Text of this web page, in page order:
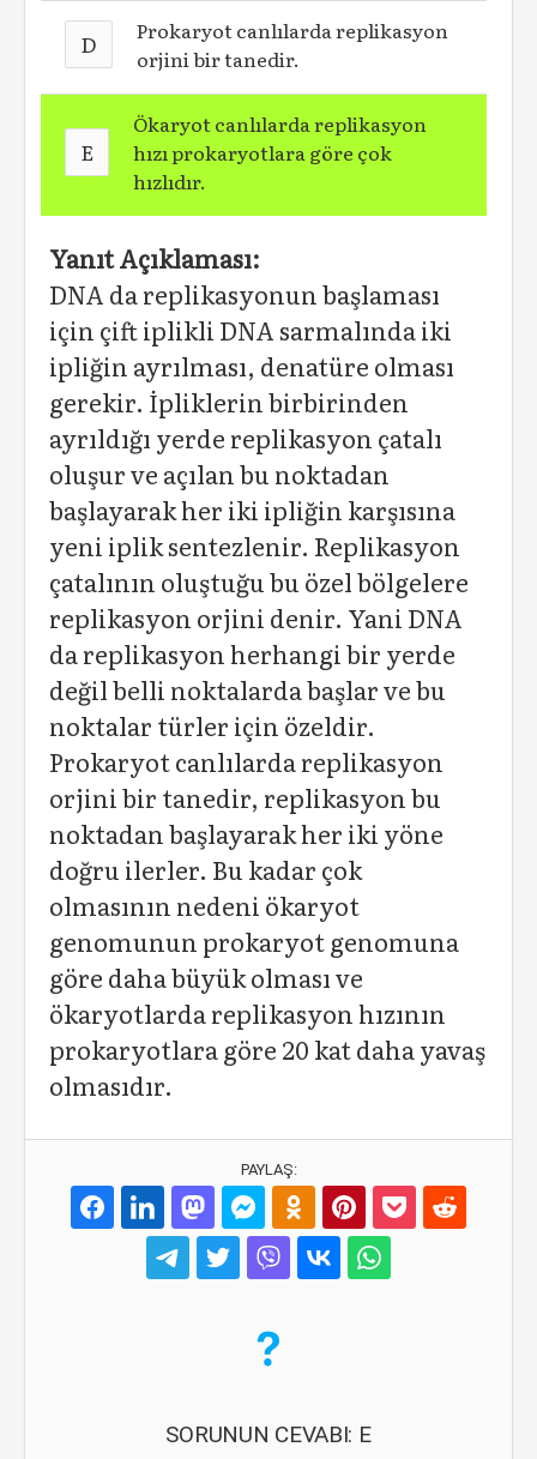
D
Prokaryot canlılarda replikasyon
orjini bir tanedir.
E
Ökaryot canlılarda replikasyon
hızı prokaryotlara göre çok
hızlıdır.
Yanıt Açıklaması:
DNA da replikasyonun başlaması
için çift iplikli DNA sarmalında iki
ipliğin ayrılması, denatüre olması
gerekir. İpliklerin birbirinden
ayrıldığı yerde replikasyon çatalı
oluşur ve açılan bu noktadan
başlayarak her iki ipliğin karşısına
yeni iplik sentezlenir. Replikasyon
çatalının oluştuğu bu özel bölgelere
replikasyon orjini denir. Yani DNA
da replikasyon herhangi bir yerde
değil belli noktalarda başlar ve bu
noktalar türler için özeldir.
Prokaryot canlılarda replikasyon
orjini bir tanedir, replikasyon bu
noktadan başlayarak her iki yöne
doğru ilerler. Bu kadar çok
olmasının nedeni ökaryot
genomunun prokaryot genomuna
göre daha büyük olması ve
ökaryotlarda replikasyon hızının
prokaryotlara göre 20 kat daha yavaş
olmasıdır.
PAYLAŞ:
SORUNUN CEVABI: E